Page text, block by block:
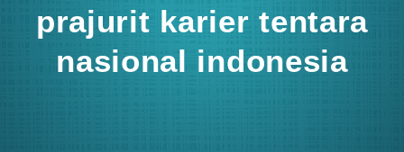
prajurit karier tentara
nasional indonesia